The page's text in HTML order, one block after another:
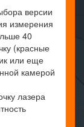
версии
измерения
40
(красные
или еще
камерой
лазера